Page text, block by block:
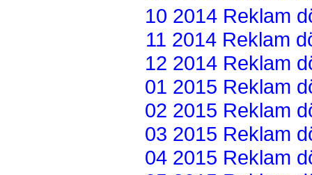
10 2014 Reklam
11 2014 Reklam
12 2014 Reklam
01 2015 Reklam
02 2015 Reklam
03 2015 Reklam
04 2015 Reklam